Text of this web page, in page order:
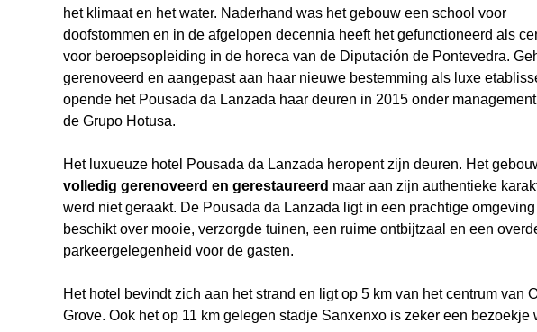
het klimaat en het water. Naderhand was het gebouw een school voor
doofstommen en in de afgelopen decennia heeft het gefunctioneerd als
voor beroepsopleiding in de horeca van de Diputación de Pontevedra.
gerenoveerd en aangepast aan haar nieuwe bestemming als luxe
opende het Pousada da Lanzada haar deuren in 2015 onder
de Grupo Hotusa.
Het luxueuze hotel Pousada da Lanzada heropent zijn deuren. Het
volledig gerenoveerd en gerestaureerd maar aan zijn authentieke
werd niet geraakt. De Pousada da Lanzada ligt in een prachtige omgeving
beschikt over mooie, verzorgde tuinen, een ruime ontbijtzaal en een
parkeergelegenheid voor de gasten.
Het hotel bevindt zich aan het strand en ligt op 5 km van het centrum van
Grove. Ook het op 11 km gelegen stadje Sanxenxo is zeker een bezoekje